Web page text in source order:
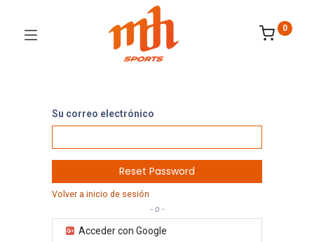
0
Su correo electrónico
Reset Password
Volver a inicio de sesión
- o -
Acceder con Google